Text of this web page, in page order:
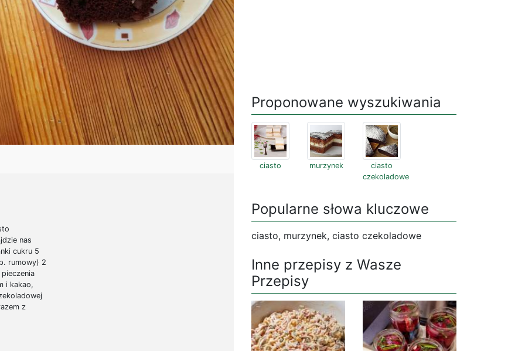
nas
cukru 5
rumowy) 2
i kakao,
z
Proponowane wyszukiwania
ciasto murzynek
ciasto
czekoladowe
Popularne słowa kluczowe
ciasto, murzynek, ciasto czekoladowe
Inne przepisy z Wasze
Przepisy